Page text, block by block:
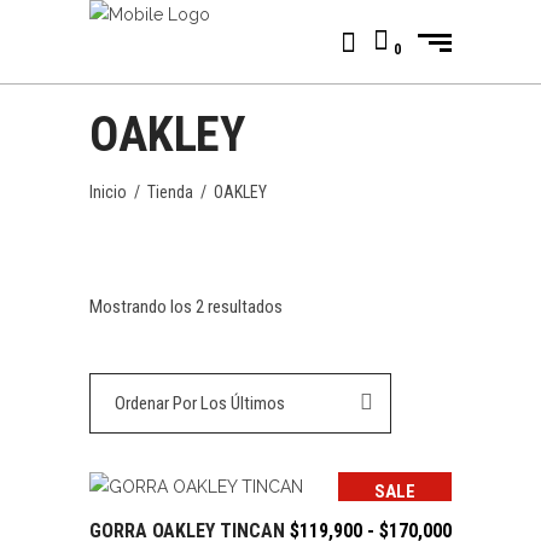
0
OAKLEY
Inicio / Tienda / OAKLEY
Mostrando los 2 resultados
últimos
Ordenar Por Los Últimos
SALE
SELECCIONAR OPCIONES
GORRA OAKLEY TINCAN $119,900 - $170,000Rango